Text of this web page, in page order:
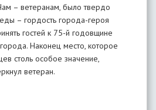
– ветеранам, было твердо
– гордость города-героя
гостей к 75-й годовщине
Наконец место, которое
столь особое значение,
ветеран.